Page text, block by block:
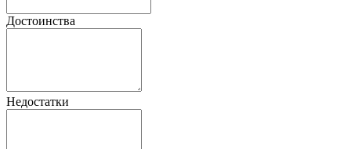
Достоинства
Недостатки